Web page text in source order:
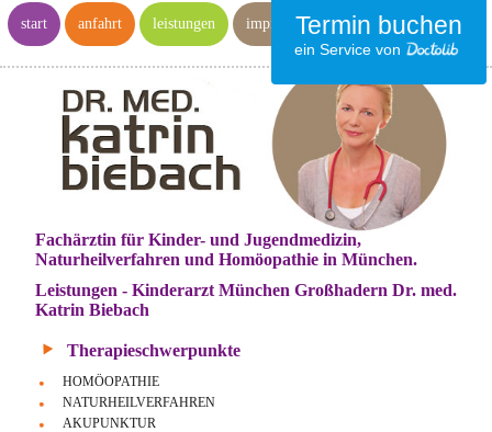
Termin buchen
ein Service von
start anfahrt leistungen impressum
Fachärztin für Kinder- und Jugendmedizin,
Naturheilverfahren und Homöopathie in München.
Leistungen - Kinderarzt München Großhadern Dr. med.
Katrin Biebach
Therapieschwerpunkte
HOMÖOPATHIE
NATURHEILVERFAHREN
AKUPUNKTUR